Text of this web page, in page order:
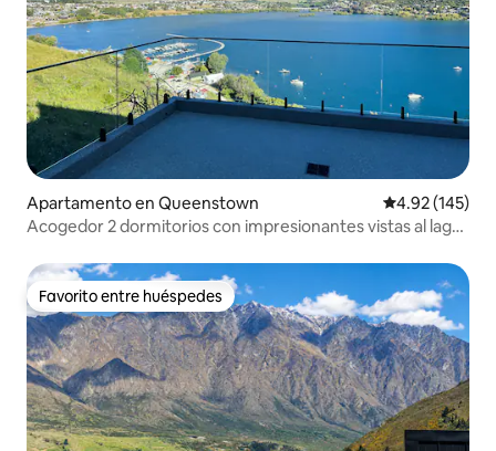
Apartamento en Queenstown Calificación
4.92 (145)
Acogedor 2 dormitorios con impresionantes vistas al lago
Favorito entre huéspedes
Favorito entre huéspedes